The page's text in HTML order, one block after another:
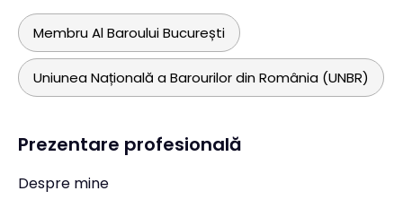
Membru Al Baroului București
Uniunea Națională a Barourilor din România (UNBR)
Prezentare profesională
Despre mine